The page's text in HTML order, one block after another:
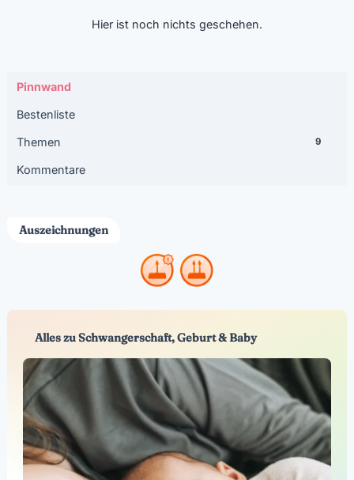
Hier ist noch nichts geschehen.
Pinnwand
Bestenliste
Themen 9
Kommentare
Auszeichnungen
Alles zu Schwangerschaft, Geburt & Baby